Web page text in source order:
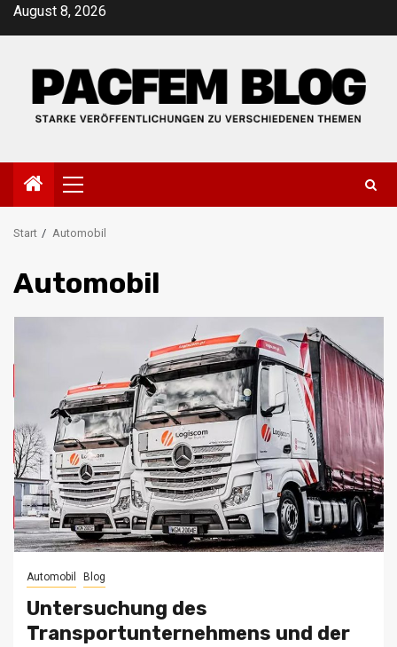
ZumAugust 8, 2026
Primäres
Menü
Start Automobil
Automobil
Automobil Blog
Untersuchung des
Transportunternehmens und der